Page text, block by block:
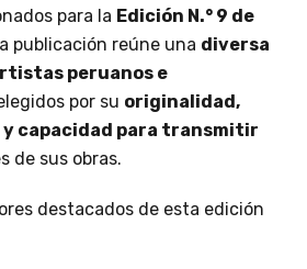
para la Edición N.° 9 de
publicación reúne una diversa
peruanos e
por su originalidad,
capacidad para transmitir
de sus obras.
destacados de esta edición